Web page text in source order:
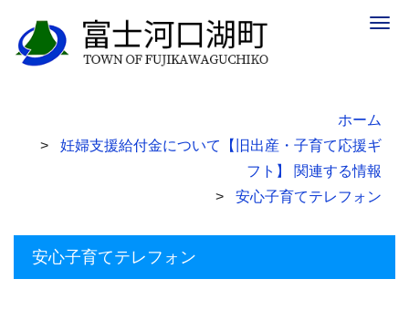
ホーム
妊婦支援給付金について【旧出産・子育て応援ギ
フト】 関連する情報
安心子育てテレフォン
安心子育てテレフォン